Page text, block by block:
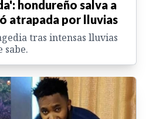
hondureño salva a
atrapada por lluvias
tras intensas lluvias
sabe.